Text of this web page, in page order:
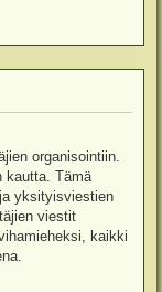
organisointiin.
kautta. Tämä
yksityisviestien
viestit
kaikki